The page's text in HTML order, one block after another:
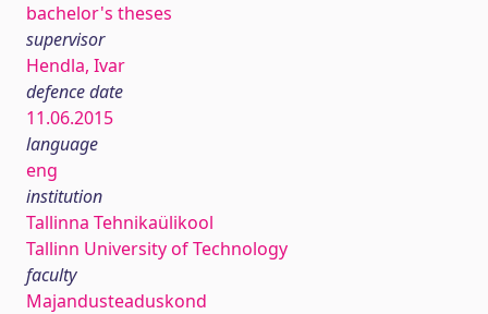
bachelor's theses
supervisor
Hendla, Ivar
defence date
11.06.2015
language
eng
institution
Tallinna Tehnikaülikool
Tallinn University of Technology
faculty
Majandusteaduskond